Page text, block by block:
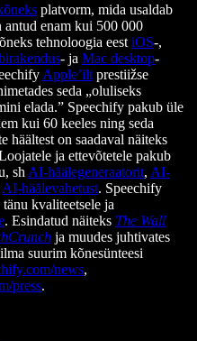
platvorm, mida usaldab
enam kui 500 000
tehnoloogia eest iOS-,
- ja Mac desktop-
Apple’ilt prestiižse
seda „oluliseks
elada.” Speechify pakub üle
kui 60 keeles ning seda
häältest on saadaval näiteks
ja ettevõtetele pakub
sh AI-häälegeneraatorit, AI-
AI-häälevahetust. Speechify
kvaliteetsele ja
. Esindatud näiteks The Wall
ja muudes juhtivates
suurim kõnesünteesi
news,
press.